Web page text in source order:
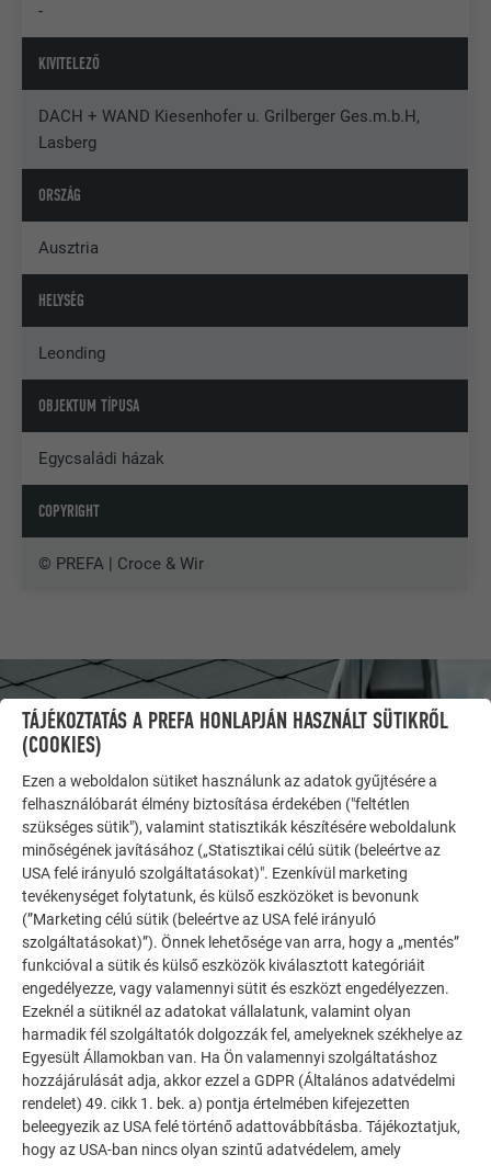
-
KIVITELEZŐ
DACH + WAND Kiesenhofer u. Grilberger Ges.m.b.H,
Lasberg
ORSZÁG
Ausztria
HELYSÉG
Leonding
OBJEKTUM TÍPUSA
Egycsaládi házak
COPYRIGHT
© PREFA | Croce & Wir
INSPIRÁLÓDJON
TOVÁBBI ÉPÜLETEK
A PREFA referencia galéria bemutatja, milyen
sokoldalúan felhasználható az alumínium. Fedezzen fel
további lenyűgöző projekteket a tartós PREFA
alumínium megoldásokkal tetőkhöz, napelemekhez és
homlokzatokhoz.
TÁJÉKOZTATÁS A PREFA HONLAPJÁN HASZNÁLT SÜTIKRŐL
(COOKIES)
Ezen a weboldalon sütiket használunk az adatok gyűjtésére a
felhasználóbarát élmény biztosítása érdekében ("feltétlen
szükséges sütik"), valamint statisztikák készítésére weboldalunk
minőségének javításához („Statisztikai célú sütik (beleértve az
USA felé irányuló szolgáltatásokat)". Ezenkívül marketing
tevékenységet folytatunk, és külső eszközöket is bevonunk
(”Marketing célú sütik (beleértve az USA felé irányuló
szolgáltatásokat)”). Önnek lehetősége van arra, hogy a „mentés”
funkcióval a sütik és külső eszközök kiválasztott kategóriáit
engedélyezze, vagy valamennyi sütit és eszközt engedélyezzen.
Ezeknél a sütiknél az adatokat vállalatunk, valamint olyan
harmadik fél szolgáltatók dolgozzák fel, amelyeknek székhelye az
Egyesült Államokban van. Ha Ön valamennyi szolgáltatáshoz
hozzájárulását adja, akkor ezzel a GDPR (Általános adatvédelmi
rendelet) 49. cikk 1. bek. a) pontja értelmében kifejezetten
beleegyezik az USA felé történő adattovábbításba. Tájékoztatjuk,
hogy az USA-ban nincs olyan szintű adatvédelem, amely